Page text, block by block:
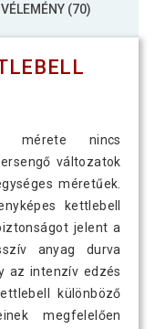
VÉLEMÉNY (70)
mérete nincs
változatok
méretűek.
kettlebell
jelent a
anyag durva
az intenzív edzés
különböző
megfelelően